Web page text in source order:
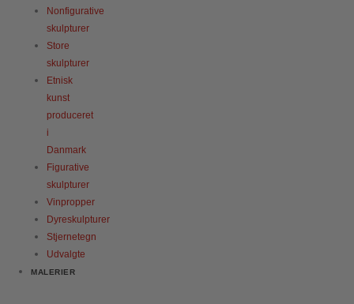
Nonfigurative
skulpturer
Store
skulpturer
Etnisk
kunst
produceret
i
Danmark
Figurative
skulpturer
Vinpropper
Dyreskulpturer
Stjernetegn
Udvalgte
MALERIER